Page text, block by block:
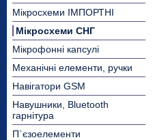
Мікросхеми ІМПОРТНІ
Мікросхеми СНГ
Мікрофонні капсулі
Механічні елементи, ручки
Навігатори GSM
Навушники, Bluetooth
гарнітура
П`єзоелементи